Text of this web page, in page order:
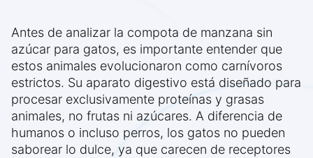
Antes de analizar la compota de manzana sin
azúcar para gatos, es importante entender que
estos animales evolucionaron como carnívoros
estrictos. Su aparato digestivo está diseñado para
procesar exclusivamente proteínas y grasas
animales, no frutas ni azúcares. A diferencia de
humanos o incluso perros, los gatos no pueden
saborear lo dulce, ya que carecen de receptores